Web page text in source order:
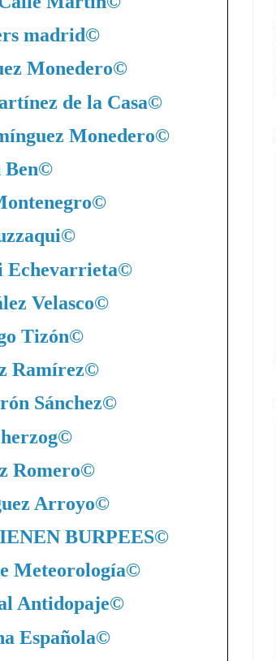
madrid©
Monedero©
de la Casa©
Monedero©
©
©
©
Echevarrieta©
Velasco©
Tizón©
Ramírez©
Sánchez©
©
Romero©
Arroyo©
BURPEES©
Meteorología©
Antidopaje©
Española©